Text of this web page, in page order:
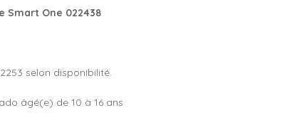
Smart One 022438
selon disponibilité.
âgé(e) de 10 à 16 ans